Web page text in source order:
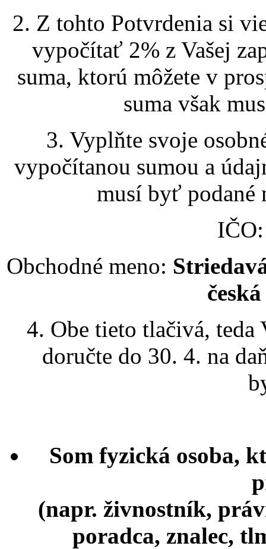
2. Z tohto Potvrdenia si
vypočítať 2% z Vašej
suma, ktorú môžete v
suma však
3. Vyplňte svoje
vypočítanou sumou a
musí byť podané
Obchodné meno:
4. Obe tieto tlačivá, teda
doručte do 30. 4. na
Som fyzická osoba,
(napr. živnostník,
poradca, znalec,